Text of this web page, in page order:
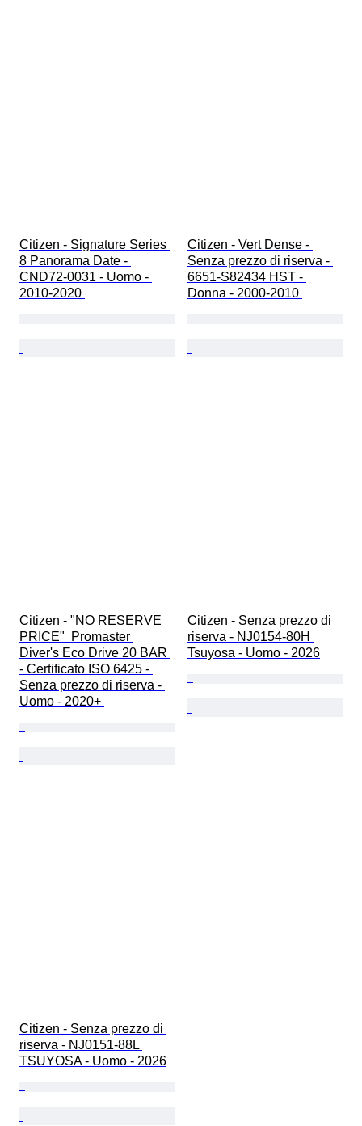
Citizen - Signature Series
8 Panorama Date -
CND72-0031 - Uomo -
2010-2020
Citizen - Vert Dense -
Senza prezzo di riserva -
6651-S82434 HST -
Donna - 2000-2010
Citizen - "NO RESERVE
PRICE"  Promaster
Diver's Eco Drive 20 BAR
- Certificato ISO 6425 -
Senza prezzo di riserva -
Uomo - 2020+
Citizen - Senza prezzo di
riserva - NJ0154-80H
Tsuyosa - Uomo - 2026
Citizen - Senza prezzo di
riserva - NJ0151-88L
TSUYOSA - Uomo - 2026